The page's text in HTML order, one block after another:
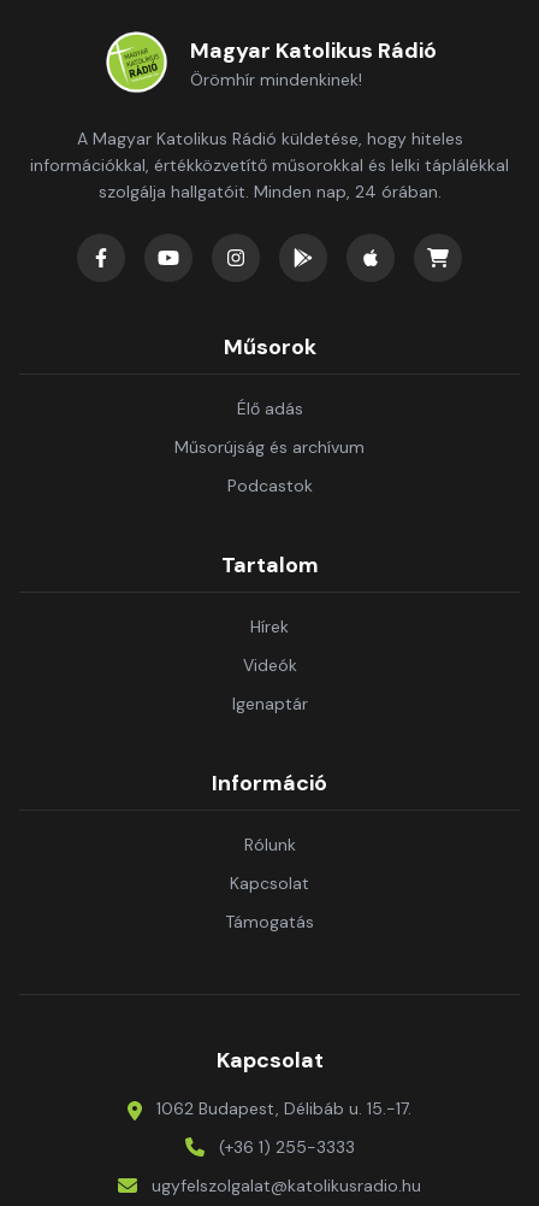
Magyar Katolikus Rádió
Örömhír mindenkinek!
A Magyar Katolikus Rádió küldetése, hogy hiteles
információkkal, értékközvetítő műsorokkal és lelki táplálékkal
szolgálja hallgatóit. Minden nap, 24 órában.
Műsorok
Élő adás
Műsorújság és archívum
Podcastok
Tartalom
Hírek
Videók
Igenaptár
Információ
Rólunk
Kapcsolat
Támogatás
Kapcsolat
1062 Budapest, Délibáb u. 15.-17.
(+36 1) 255-3333
ugyfelszolgalat@katolikusradio.hu